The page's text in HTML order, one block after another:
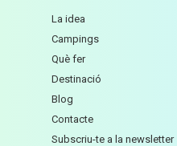
La idea
Campings
Què fer
Destinació
Blog
Contacte
Subscriu-te a la newsletter